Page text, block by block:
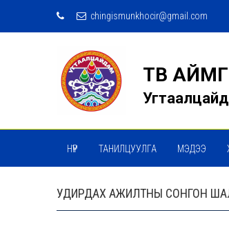
chingismunkhocir@gmail.com
ТӨВ
НҮҮР ТАНИЛЦУУЛГА МЭДЭЭ
УДИРДАХ АЖИЛТНЫ СОНГОН